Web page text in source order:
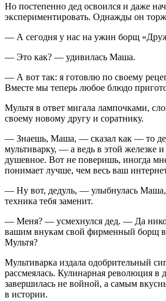
Но постепенно дед освоился и даже
экспериментировать. Однажды он
— А сегодня у нас на ужин борщ
— Это как? — удивилась Маша.
— А вот так: я готовлю по своему
Вместе мы теперь любое блюдо
Мультя в ответ мигала лампочками,
своему новому другу и соратнику.
— Знаешь, Маша, — сказал как — то
мультиварку, — а ведь в этой железке
душевное. Вот не поверишь, иногда
понимает лучше, чем весь ваш
— Ну вот, дедуль, — улыбнулась
техника тебя заменит.
— Меня? — усмехнулся дед. — Да
вашим внукам свой фирменный борщ
Мультя?
Мультиварка издала одобрительный
рассмеялась. Кулинарная революция в
завершилась не войной, а самым
в истории.